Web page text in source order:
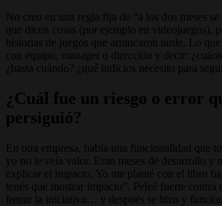
No creo en una regla fija de “a los dos meses
que dicen cosas (por ejemplo en videojuegos),
historias de juegos que arrancaron tarde. Lo
con equipo, manager o dirección y decir:
¿hasta cuándo? ¿qué indicios necesito para
¿Cuál fue un riesgo o error
persiguió?
En otra empresa, había una funcionalidad que
yo no le veía valor. Eran meses de desarrollo y
explicar el impacto. Yo me planté con el libro
tenés que mostrar impacto”. Peleé fuerte contra
frenar la iniciativa… y después se hizo y